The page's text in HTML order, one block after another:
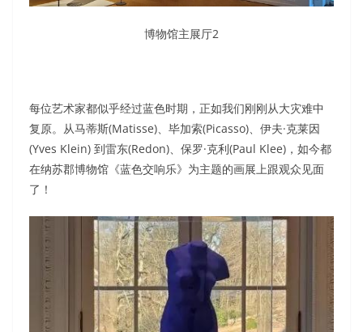
博物馆主展厅2
每位艺术家都似乎经过蓝色时期，正如我们刚刚从大灾难中
复原。从马蒂斯(Matisse)、毕加索(Picasso)、伊夫·克莱因
(Yves Klein) 到雷东(Redon)、保罗·克利(Paul Klee)，如今都
在纳苏郡博物馆《蓝色交响乐》为主题的画展上跟观众见面
了！